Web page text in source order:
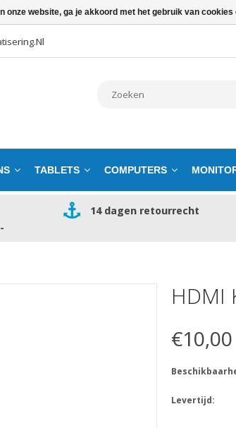
TABLETS COMPUTERS
14 dagen retourrecht
HDMI
€10,00
Levertijd:
onze website, ga je akkoord met het gebruik van